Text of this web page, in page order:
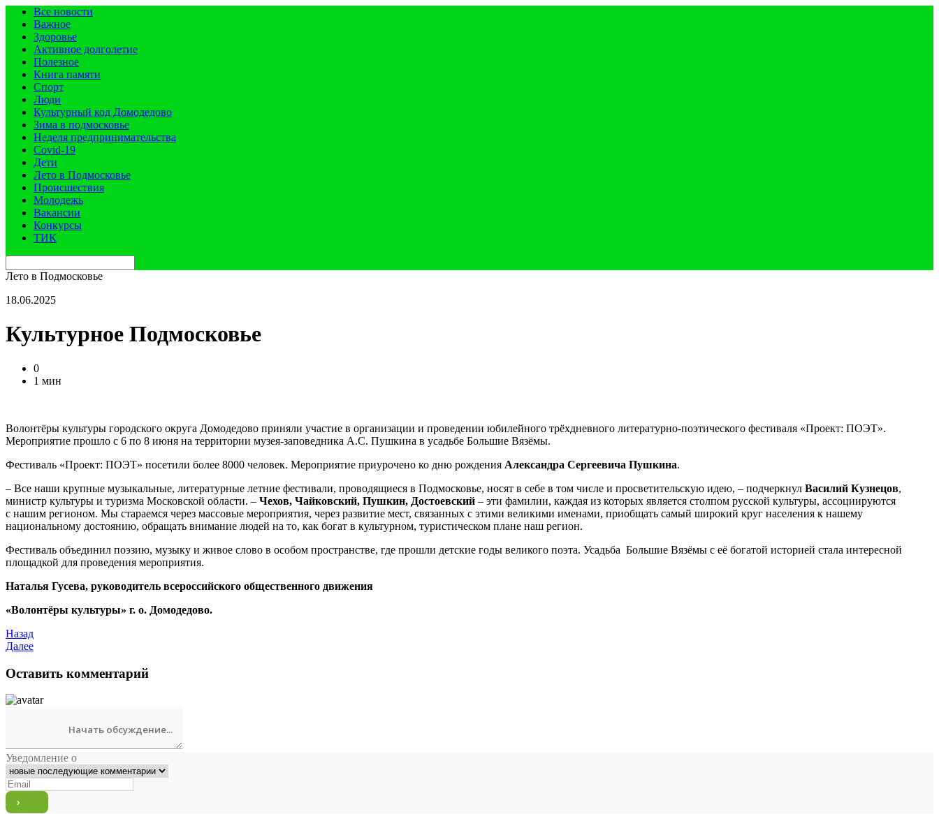
Все новости
Важное
Здоровье
Активное долголетие
Полезное
Книга памяти
Спорт
Люди
Культурный код Домодедово
Зима в подмосковье
Неделя предпринимательства
Covid-19
Дети
Лето в Подмосковье
Происшествия
Молодежь
Вакансии
Конкурсы
ТИК
Лето в Подмосковье
18.06.2025
Культурное Подмосковье
0
1 мин
Волонтёры культуры городского округа Домодедово приняли участие в организации и проведении юбилейного трёхдневного литературно-поэтического фестиваля «Проект: ПОЭТ».
Мероприятие прошло с 6 по 8 июня на территории музея-заповедника А.С. Пушкина в усадьбе Большие Вязёмы.
Фестиваль «Проект: ПОЭТ» посетили более 8000 человек. Мероприятие приурочено ко дню рождения Александра Сергеевича Пушкина.
– Все наши крупные музыкальные, литературные летние фестивали, проводящиеся в Подмосковье, носят в себе в том числе и просветительскую идею, – подчеркнул Василий Кузнецов,
министр культуры и туризма Московской области. – Чехов, Чайковский, Пушкин, Достоевский – эти фамилии, каждая из которых является столпом русской культуры, ассоциируются
с нашим регионом. Мы стараемся через массовые мероприятия, через развитие мест, связанных с этими великими именами, приобщать самый широкий круг населения к нашему
национальному достоянию, обращать внимание людей на то, как богат в культурном, туристическом плане наш регион.
Фестиваль объединил поэзию, музыку и живое слово в особом пространстве, где прошли детские годы великого поэта. Усадьба Большие Вязёмы с её богатой историей стала интересной
площадкой для проведения мероприятия.
Наталья Гусева, руководитель всероссийского общественного движения
«Волонтёры культуры» г. о. Домодедово.
Назад
Далее
Оставить комментарий
Уведомление о